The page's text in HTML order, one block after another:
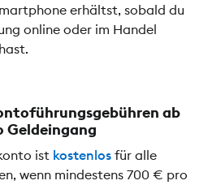
erhältst, sobald du
online oder im Handel
ab
Geldeingang
ist kostenlos für alle
wenn mindestens 700 € pro